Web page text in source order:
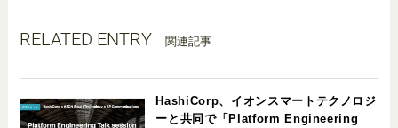
RELATED ENTRY 関連記事
HashiCorp、イオンスマートテクノロジ
ーと共同で「Platform Engineering